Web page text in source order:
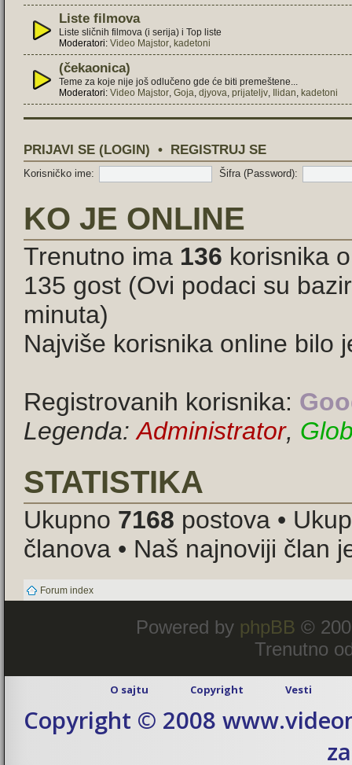
Liste filmova
Liste sličnih filmova (i serija) i Top liste
Moderatori: Video Majstor, kadetoni
(čekaonica)
Teme za koje nije još odlučeno gde će biti premeštene...
Moderatori: Video Majstor, Goja, djyova, prijateljv, Ilidan, kadetoni
PRIJAVI SE (LOGIN) • REGISTRUJ SE
Korisničko ime: Šifra (Password):
KO JE ONLINE
Trenutno ima 136 korisnika
135 gost (Ovi podaci su
minuta)
Najviše korisnika online bilo
Registrovanih korisnika:
Legenda:Administrator,
STATISTIKA
Ukupno 7168 postova •
članova • Naš najnoviji član
Forum index
Powered by phpBB ©
Trenutno
O sajtu Copyright Vesti
Copyright © 2008